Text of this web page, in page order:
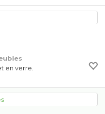
en verre.